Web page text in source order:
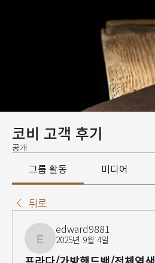
코비 고객 후기
공개
그룹 활동 미디어
뒤로
edward9881
edward9881
2025년 9월 4일